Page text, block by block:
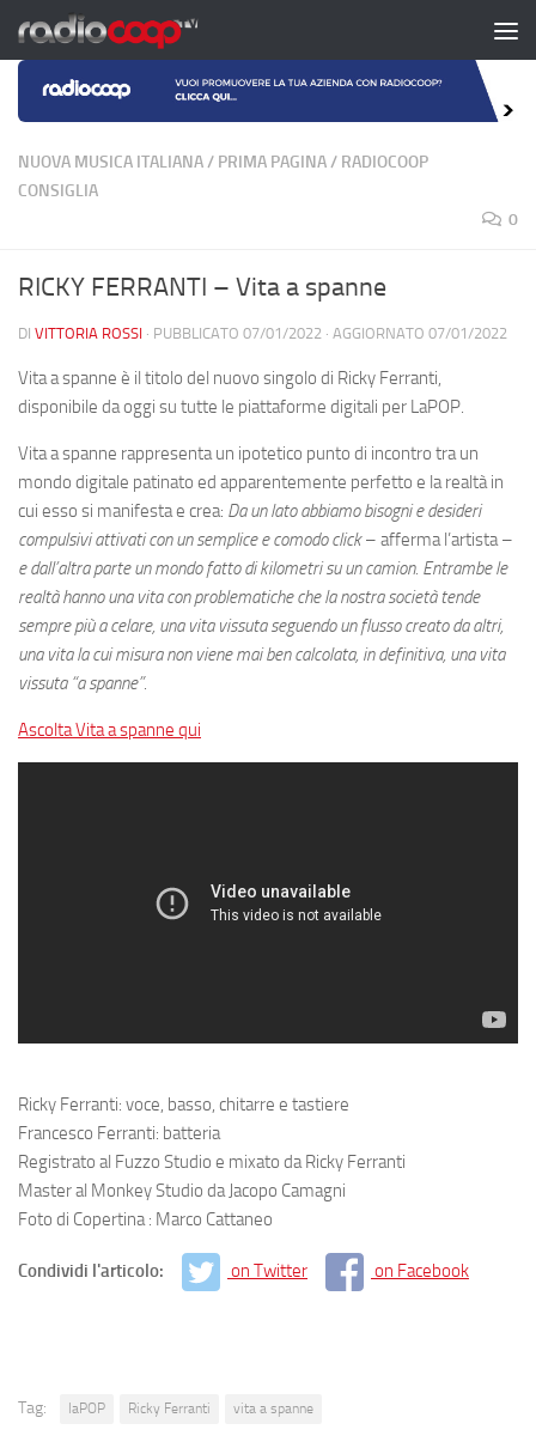
Salta al contenuto
NUOVA MUSICA ITALIANA/ PRIMA PAGINA/ RADIOCOOP
CONSIGLIA
0
RICKY FERRANTI – Vita a spanne
DI VITTORIA ROSSI · PUBBLICATO 07/01/2022 · AGGIORNATO 07/01/2022
Vita a spanne è il titolo del nuovo singolo di Ricky Ferranti,
disponibile da oggi su tutte le piattaforme digitali per LaPOP.
Vita a spanne rappresenta un ipotetico punto di incontro tra un
mondo digitale patinato ed apparentemente perfetto e la realtà in
cui esso si manifesta e crea: Da un lato abbiamo bisogni e desideri
compulsivi attivati con un semplice e comodo click– afferma l’artista –
e dall’altra parte un mondo fatto di kilometri su un camion. Entrambe le
realtà hanno una vita con problematiche che la nostra società tende
sempre più a celare, una vita vissuta seguendo un flusso creato da altri,
una vita la cui misura non viene mai ben calcolata, in definitiva, una vita
vissuta “a spanne”.
Ascolta Vita a spanne qui
Ricky Ferranti: voce, basso, chitarre e tastiere
Francesco Ferranti: batteria
Registrato al Fuzzo Studio e mixato da Ricky Ferranti
Master al Monkey Studio da Jacopo Camagni
Foto di Copertina : Marco Cattaneo
Condividi l'articolo: on Twitter on Facebook
Tag: laPOP Ricky Ferranti vita a spanne